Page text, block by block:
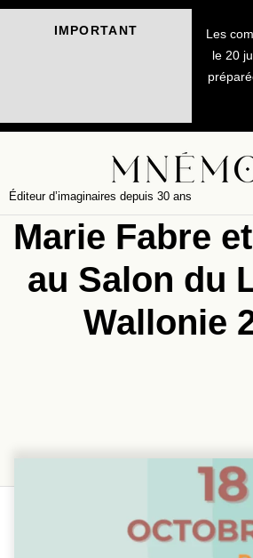
IMPORTANT
Les
le 20
Éditeur d’imaginaires depuis 30 ans
Marie Fabre
au Salon du
Wallonie